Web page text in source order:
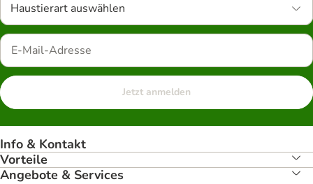
Haustierart auswählen
Jetzt anmelden
Info & Kontakt
Vorteile
Angebote & Services